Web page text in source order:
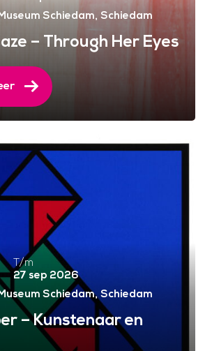
Schiedam Schiedam
– Through Her Eyes
T/m
27 sep 2026
Schiedam Schiedam
– Kunstenaar en